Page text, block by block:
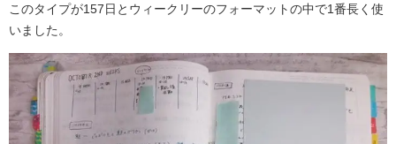
このタイプが157日とウィークリーのフォーマットの中で1番長く使
いました。